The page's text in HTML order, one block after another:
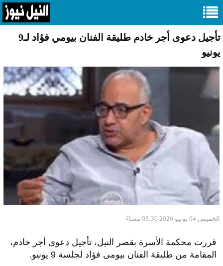
تأجيل دعوى أجر خادم طليقة الفنان بيومي فؤاد لـ9
يونيو
الخميس 04 يونيو 2026 03:36 مساءً
قررت محكمة الأسرة بقصر النيل، تأجيل دعوى أجر خادم،
المقامة من طليقة الفنان بيومى فؤاد لجلسة 9 يونيو.